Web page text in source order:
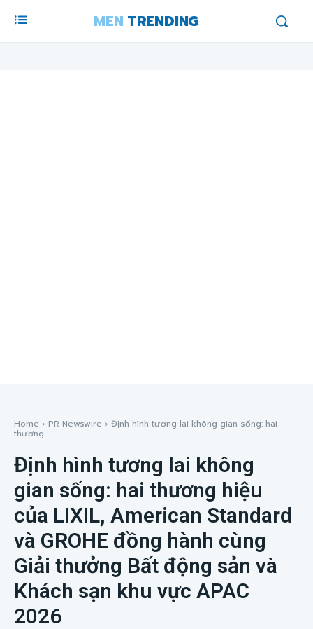
MEN TRENDING
Home PR Newswire Định hình tương lai không gian sống: hai
thương...
Định hình tương lai không
gian sống: hai thương hiệu
của LIXIL, American Standard
và GROHE đồng hành cùng
Giải thưởng Bất động sản và
Khách sạn khu vực APAC
2026